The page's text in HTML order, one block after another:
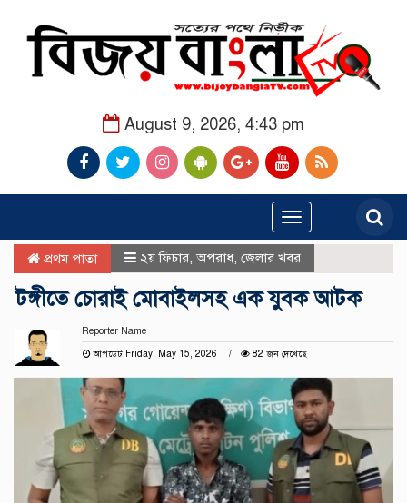
August 9, 2026, 4:43 pm
Toggle
navigation
প্রথম পাতা ২য় ফিচার অপরাধ, জেলার খবর
টঙ্গীতে চোরাই মোবাইলসহ এক যুবক আটক
Reporter Name
আপডেট Friday, May 15, 2026
82 জন দেখেছে